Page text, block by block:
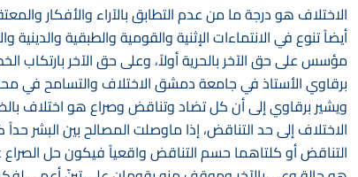
الاختلاف هو درجة ما من عدم التطابق بالآراء والأفكار
أيضاً تنوع في الانتماءات الإثنية والقومية والطبقية
مؤسس على حق الآخر بالحرية أولاً، وعلى حق الآخر بارتكاب
برقاوي الأستاذ في جامعة دمشق الاختلاف والتسامح في
ويشير برقاوي إلى أن كل تضاد وتناقض وصراع هو اختلاف
الاختلاف إلى حد التناقض، إذا ماوصلت المصالح بين البشر
التناقض أو كلتاهما حسم التناقض واقعياً فيكون حل